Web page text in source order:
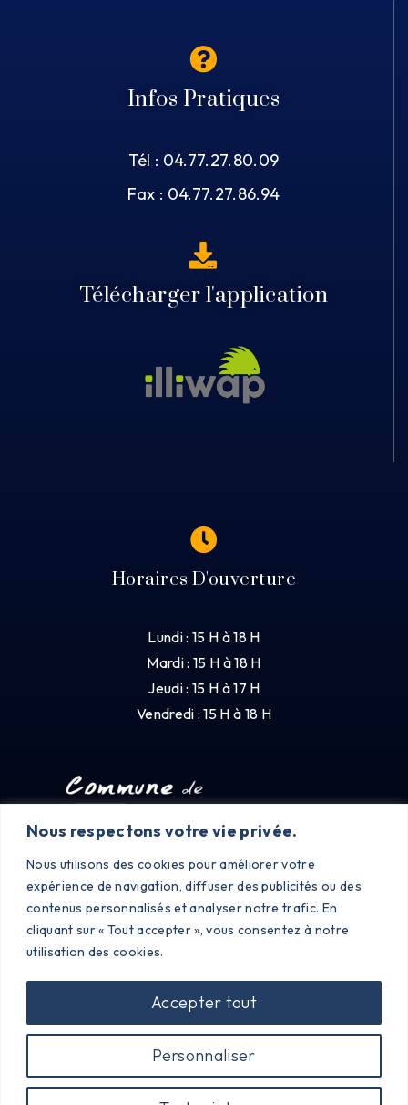
Nous respectons votre vie privée.
Nous utilisons des cookies pour améliorer votre
expérience de navigation, diffuser des publicités ou des
contenus personnalisés et analyser notre trafic. En
cliquant sur « Tout accepter », vous consentez à notre
utilisation des cookies.
Personnaliser
Accepter tout
Infos Pratiques
Tél : 04.77.27.80.09
Fax : 04.77.27.86.94
Télécharger l'application
Horaires D'ouverture
Lundi : 15 H à 18 H
Mardi : 15 H à 18 H
Jeudi : 15 H à 17 H
Vendredi : 15 H à 18 H
©2023 PONCINS |MENTIONS LÉGALES|POLITIQUE DE
| CRÉÉ PAR SITE LINE,